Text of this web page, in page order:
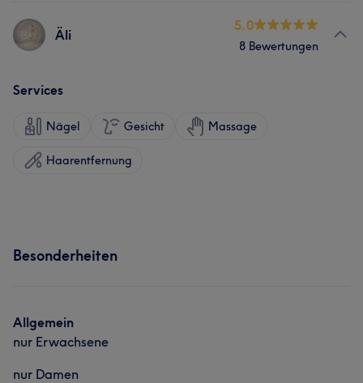
Äli
5.0
8 Bewertungen
Services
Nägel Gesicht Massage
Haarentfernung
Besonderheiten
Allgemein
nur Erwachsene
nur Damen